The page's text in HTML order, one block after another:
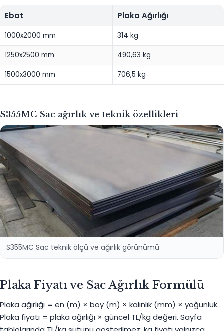
Ebat Plaka Ağırlığı
1000x2000 mm 314 kg
1250x2500 mm 490,63 kg
1500x3000 mm 706,5 kg
S355MC Sac ağırlık ve teknik özellikleri
S355MC Sac teknik ölçü ve ağırlık görünümü
Plaka Fiyatı ve Sac Ağırlık Formülü
Plaka ağırlığı = en (m) × boy (m) × kalınlık (mm) × yoğunluk.
Plaka fiyatı = plaka ağırlığı × güncel TL/kg değeri. Sayfa